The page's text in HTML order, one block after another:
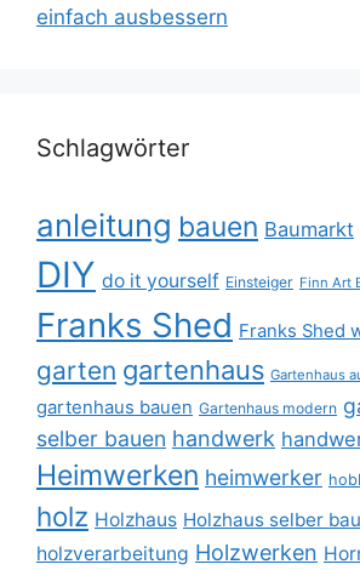
einfach ausbessern
Schlagwörter
anleitung bauen Baumarkt
DIY do it yourself Einsteiger Finn Art
Franks Shed Franks Shed
garten gartenhaus Gartenhaus
gartenhaus bauen Gartenhaus modern
selber bauen handwerk
Heimwerken heimwerker
holz Holzhaus Holzhaus selber
holzverarbeitung Holzwerken